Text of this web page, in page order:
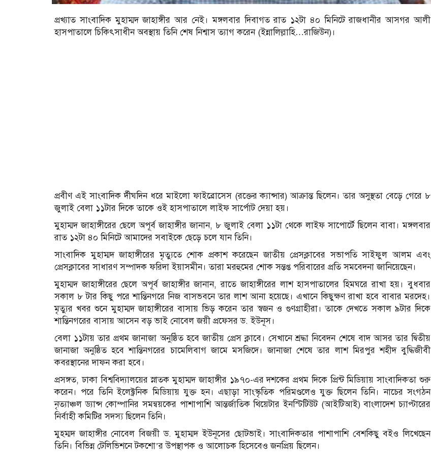
প্রখ্যাত সাংবাদিক মুহাম্মদ জাহাঙ্গীর আর নেই। মঙ্গলবার দিবাগত রাত ১২টা ৪০ মিনিটে রাজধানীর আসগর আলী
হাসপাতালে চিকিৎসাধীন অবস্থায় তিনি শেষ নিশ্বাস ত্যাগ করেন (ইন্নালিল্লাহি…রাজিউন)।
প্রবীণ এই সাংবাদিক র্দীঘদিন ধরে মাইলো ফাইব্রোসেস (রক্তের ক্যান্সার) আক্রান্ত ছিলেন। তার অসুস্থতা বেড়ে গেরে ৮
জুলাই বেলা ১১টার দিকে তাকে ওই হাসপাতালে লাইফ সার্পোট দেয়া হয়।
মুহাম্মদ জাহাঙ্গীরের ছেলে অপূর্ব জাহাঙ্গীর জানান, ৮ জুলাই বেলা ১১টা থেকে লাইফ সাপোর্টে ছিলেন বাবা। মঙ্গলবার
রাত ১২টা ৪০ মিনিটে আমাদের সবাইকে ছেড়ে চলে যান তিনি।
সাংবাদিক মুহাম্মদ জাহাঙ্গীরের মৃত্যুতে শোক প্রকাশ করেছেন জাতীয় প্রেসক্লাবের সভাপতি সাইফুল আলম এবং
প্রেসক্লাবের সাধারণ সম্পাদক ফরিদা ইয়াসমীন। তারা মরহুমের শোক সন্তপ্ত পরিবারের প্রতি সমবেদনা জানিয়েছেন।
মুহাম্মদ জাহাঙ্গীরের ছেলে অপূর্ব জাহাঙ্গীর জানান, রাতে জাহাঙ্গীরের লাশ হাসপাতালের হিমঘরে রাখা হয়। বুধবার
সকাল ৮ টার কিছু পরে শান্তিনগরে নিজ বাসভবনে তার লাশ আনা হয়েছে। এখানে কিছুক্ষণ রাখা হবে বাবার মরদেহ।
মৃত্যুর খবর শুনে মুহাম্মদ জাহাঙ্গীরের বাসায় ভিড় করেন তার স্বজন ও গুণগ্রাহীরা। তাকে দেখতে সকাল ৯টার দিকে
শান্তিনগরের বাসায় আসেন বড় ভাই নোবেল জয়ী প্রফেসর ড. ইউনূস।
বেলা ১১টায় তার প্রথম জানাজা অনুষ্ঠিত হবে জাতীয় প্রেস ক্লাবে। সেখানে শ্রদ্ধা নিবেদন শেষে বাদ আসর তার দ্বিতীয়
জানাজা অনুষ্ঠিত হবে শান্তিনগরের চামেলিবাগ জামে মসজিদে। জানাজা শেষে তার লাশ মিরপুর শহীদ বুদ্ধিজীবী
কবরস্থানের দাফন করা হবে।
প্রসঙ্গত, ঢাকা বিশ্ববিদ্যালয়ের স্নাতক মুহাম্মদ জাহাঙ্গীর ১৯৭০-এর দশকের প্রথম দিকে প্রিন্ট মিডিয়ায় সাংবাদিকতা শুরু
করেন। পরে তিনি ইলেক্ট্রনিক মিডিয়ায় যুক্ত হন। এছাড়া সাংস্কৃতিক পরিমণ্ডলেও যুক্ত ছিলেন তিনি। নাচের সংগঠন
নৃত্যাঞ্চল ড্যান্স কোম্পানির সমন্বয়কের পাশাপাশি আন্তর্জাতিক থিয়েটার ইনস্টিটিউট (আইটিআই) বাংলাদেশ চ্যাপ্টারের
নির্বাহী কমিটির সদস্য ছিলেন তিনি।
মুহম্মদ জাহাঙ্গীর নোবেল বিজয়ী ড. মুহাম্মদ ইউনূসের ছোটভাই। সাংবাদিকতার পাশাপাশি বেশকিছু বইও লিখেছেন
তিনি। বিভিন্ন টেলিভিশনে টকশো’র উপস্থাপক ও আলোচক হিসেবেও জনপ্রিয় ছিলেন।